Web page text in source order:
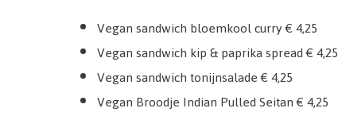
Vegan sandwich bloemkool curry € 4,25
Vegan sandwich kip & paprika spread € 4,25
Vegan sandwich tonijnsalade € 4,25
Vegan Broodje Indian Pulled Seitan € 4,25